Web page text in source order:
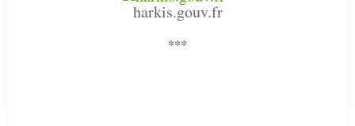
harkis.gouv.fr
***